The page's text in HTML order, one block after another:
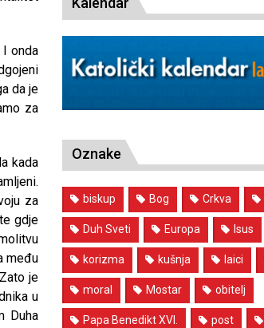
onda
da je
za
kada
za
gdje
među
je
u
Duha
Oznake
biskup Bog Crkva
Duh Sveti Europa Isus
korizma kušnja laici
moral Mostar obitelj
Papa Benedikt XVI. post